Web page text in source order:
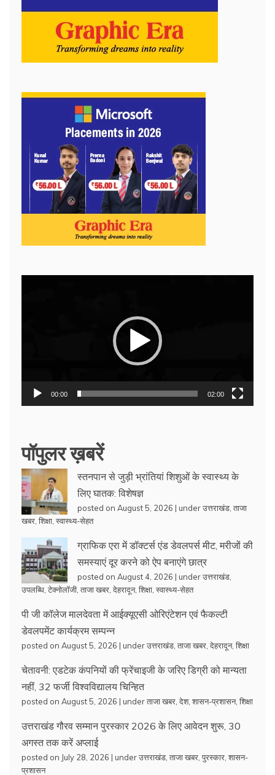
00:00 02:00
पॉपुलर ख़बरें
स्तनपान से जुड़ी भ्रांतियां शिशुओं के स्वास्थ्य के
लिए घातक: विशेषज्ञ
posted on August 5, 2026 | underउत्तराखंड ताजा
खबर शिक्षा स्वास्थ्य-सेहत
ग्राफिक एरा में डॉक्टर्स एंड डेवलपर्स मीट, मरीजों की
समस्याएं दूर करने को ऐप बनाएंगे छात्र
posted on August 4, 2026 | underउत्तराखंड
उपलब्धि टेक्नोलॉजी ताजा खबर देहरादून, शिक्षा स्वास्थ्य-सेहत
पी जी कॉलेज मालदेवता में आईक्यूएसी ओरिएंटेशन एवं फैकल्टी
डेवलपमेंट कार्यक्रम सम्पन्न
posted on August 5, 2026 | underउत्तराखंड ताजा खबर देहरादून, शिक्षा
चेतावनी: एडटेक कंपनियों की फ्रेंचाइजी के जरिए डिग्री को मान्यता
नहीं, 32 फर्जी विश्वविद्यालय चिन्हित
posted on August 5, 2026 | underताजा खबर देश, शासन-प्रशासन, शिक्षा
उत्तराखंड गौरव सम्मान पुरस्कार 2026 के लिए आवेदन शुरू, 30
अगस्त तक करें अप्लाई
posted on July 28, 2026 | underउत्तराखंड ताजा खबर पुरस्कार शासन-
प्रशासन